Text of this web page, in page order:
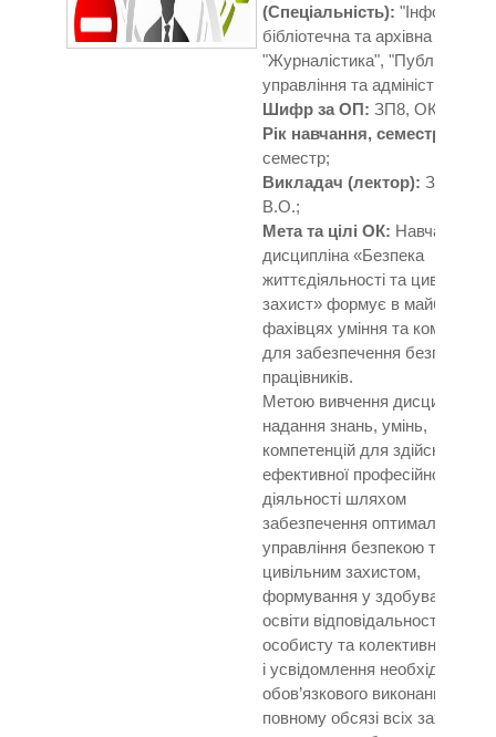
(Спеціальність):
бібліотечна та архівна
"Журналістика", "Публічне
управління та
Шифр за ОП:ЗП8, ОК6, ЗП8;
Рік навчання, семестр:
семестр;
Викладач (лектор): Зощук
В.О.;
Мета та цілі ОК: Навчальна
дисципліна «Безпека
життєдіяльності та цивільний
захист» формує в майбутніх
фахівцях уміння та
для забезпечення безпеки
працівників.
Метою вивчення дисципліни є
надання знань, умінь,
компетенцій для здійснення
ефективної професійної
діяльності шляхом
забезпечення оптимального
управління безпекою та
цивільним захистом,
формування у здобувачів
освіти відповідальності за
особисту та колективну
і усвідомлення необхідності
обов’язкового виконання в
повному обсязі всіх заходів